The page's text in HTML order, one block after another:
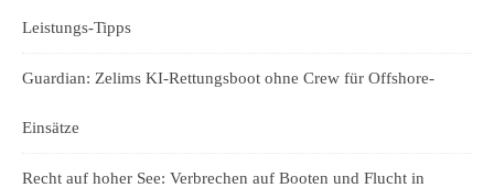
Leistungs-Tipps
Guardian: Zelims KI-Rettungsboot ohne Crew für Offshore-
Einsätze
Recht auf hoher See: Verbrechen auf Booten und Flucht in